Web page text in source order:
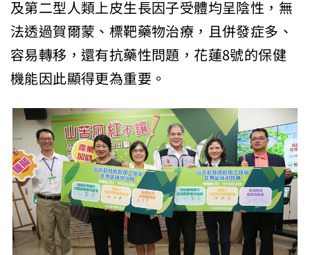
及第二型人類上皮生長因子受體均呈陰性，無
法透過賀爾蒙、標靶藥物治療，且併發症多、
容易轉移，還有抗藥性問題，花蓮8號的保健
機能因此顯得更為重要。